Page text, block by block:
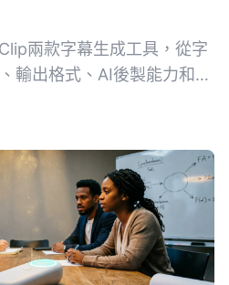
兩款字幕生成工具，從字
輸出格式、AI後製能力和跨